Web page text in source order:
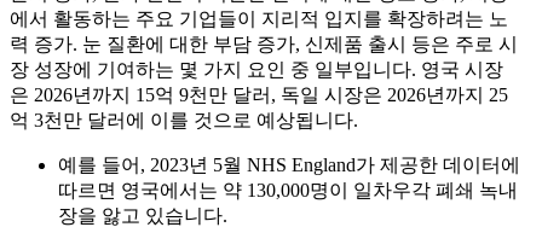
에서 활동하는 주요 기업들이 지리적 입지를 확장하려는 노
력 증가. 눈 질환에 대한 부담 증가, 신제품 출시 등은 주로 시
장 성장에 기여하는 몇 가지 요인 중 일부입니다. 영국 시장
은 2026년까지 15억 9천만 달러, 독일 시장은 2026년까지 25
억 3천만 달러에 이를 것으로 예상됩니다.
예를 들어, 2023년 5월 NHS England가 제공한 데이터에
따르면 영국에서는 약 130,000명이 일차우각 폐쇄 녹내
장을 앓고 있습니다.